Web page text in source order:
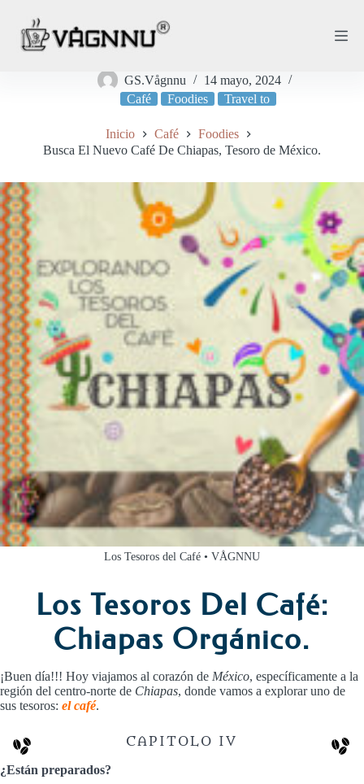
contenido
GS.Vågnnu
14 mayo, 2024
Café
Foodies Travel to
Inicio Café
Foodies
Busca El Nuevo Café De Chiapas, Tesoro de México.
Los Tesoros del Café • VÅGNNU
Los Tesoros Del Café:
Chiapas Orgánico.
¡Buen día!!! Hoy viajamos al corazón de México, específicamente a la
región del centro-norte de Chiapas, donde vamos a explorar uno de
sus tesoros: el café.
CAPITOLO IV
¿Están preparados?